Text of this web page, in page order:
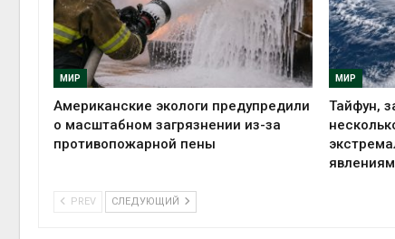
МИР
Американские экологи предупредили
о масштабном загрязнении из-за
противопожарной пены
МИР
Тайфун,
PREV СЛЕДУЮЩИЙ